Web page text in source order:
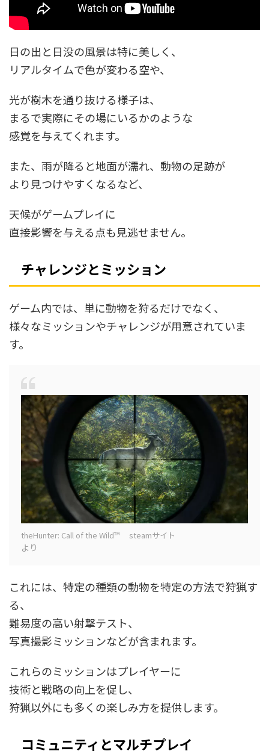
日の出と日没の風景は特に美しく、
リアルタイムで色が変わる空や、
光が樹木を通り抜ける様子は、
まるで実際にその場にいるかのような
感覚を与えてくれます。
また、雨が降ると地面が濡れ、動物の足跡が
より見つけやすくなるなど、
天候がゲームプレイに
直接影響を与える点も見逃せません。
チャレンジとミッション
ゲーム内では、単に動物を狩るだけでなく、
様々なミッションやチャレンジが用意されていま
す。
theHunter: Call of the Wild™ steamサイト
より
これには、特定の種類の動物を特定の方法で狩猟す
る、
難易度の高い射撃テスト、
写真撮影ミッションなどが含まれます。
これらのミッションはプレイヤーに
技術と戦略の向上を促し、
狩猟以外にも多くの楽しみ方を提供します。
コミュニティとマルチプレイ